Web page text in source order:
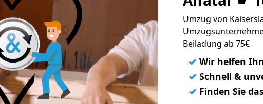
Umzug von
Beiladung ab 75€
✓ Wir helfen
✓ Schnell &
✓ Finden Sie